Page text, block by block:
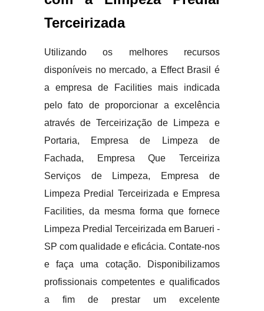
Terceirizada
Utilizando os melhores recursos
disponíveis no mercado, a Effect Brasil é
a empresa de Facilities mais indicada
pelo fato de proporcionar a excelência
através de Terceirização de Limpeza e
Portaria, Empresa de Limpeza de
Fachada, Empresa Que Terceiriza
Serviços de Limpeza, Empresa de
Limpeza Predial Terceirizada e Empresa
Facilities, da mesma forma que fornece
Limpeza Predial Terceirizada em Barueri -
SP com qualidade e eficácia. Contate-nos
e faça uma cotação. Disponibilizamos
profissionais competentes e qualificados
a fim de prestar um excelente